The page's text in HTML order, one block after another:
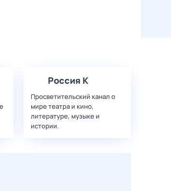
Россия К
Просветительский канал о
мире театра и кино,
литературе, музыке и
истории.